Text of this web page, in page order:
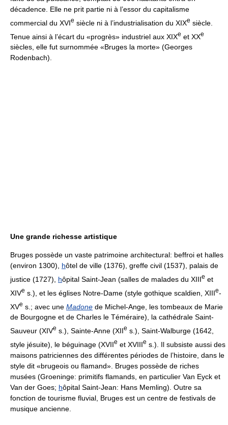
décadence. Elle ne prit partie ni à l’essor du capitalisme
commercial du XVIe siècle ni à l’industrialisation du XIXe siècle.
Tenue ainsi à l’écart du «progrès» industriel aux XIXe et XXe
siècles, elle fut surnommée «Bruges la morte» (Georges
Rodenbach).
Une grande richesse artistique
Bruges possède un vaste patrimoine architectural: beffroi et halles
(environ 1300), hôtel de ville (1376), greffe civil (1537), palais de
justice (1727), hôpital Saint-Jean (salles de malades du XIIIe et
XIVe s.), et les églises Notre-Dame (style gothique scaldien, XIIIe-
XVe s.; avec une Madone de Michel-Ange, les tombeaux de Marie
de Bourgogne et de Charles le Téméraire), la cathédrale Saint-
Sauveur (XIVe s.), Sainte-Anne (XIIe s.), Saint-Walburge (1642,
style jésuite), le béguinage (XVIIe et XVIIIe s.). Il subsiste aussi des
maisons patriciennes des différentes périodes de l’histoire, dans le
style dit «brugeois ou flamand». Bruges possède de riches
musées (Groeninge: primitifs flamands, en particulier Van Eyck et
Van der Goes; hôpital Saint-Jean: Hans Memling). Outre sa
fonction de tourisme fluvial, Bruges est un centre de festivals de
musique ancienne.